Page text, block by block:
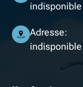
indisponible
Adresse:
indisponible